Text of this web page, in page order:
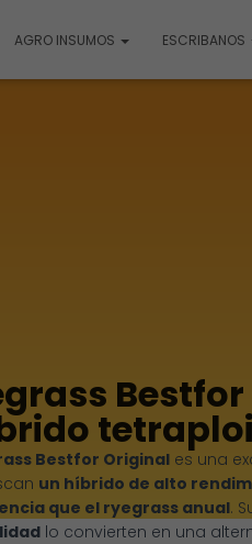
AGRO INSUMOS ESCRIBANOS
Bestfor Original es una
un híbrido de alto
que el ryegrass anual.
lo convierten en una